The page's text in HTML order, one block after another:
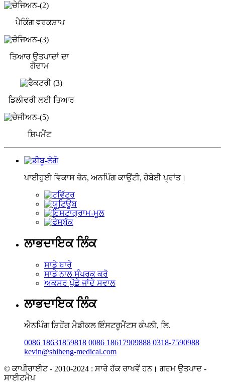
ਪੈਕਿੰਗ ਵਰਕਸ਼ਾਪ
ਤਿਆਰ ਉਤਪਾਦਾਂ ਦਾ
ਗੋਦਾਮ
ਡਿਲੀਵਰੀ ਲਈ ਤਿਆਰ
ਸ਼ਿਪਮੈਂਟ
ਪਾਈਹੁਈ ਵਿਕਾਸ ਜ਼ੋਨ, ਅਨਪਿੰਗ ਕਾਉਂਟੀ, ਹੇਬੇਈ ਪ੍ਰਾਂਤ।
ਲਾਭਦਾਇਕ ਲਿੰਕ
ਸਾਡੇ ਬਾਰੇ
ਸਾਡੇ ਨਾਲ ਸੰਪਰਕ ਕਰੋ
ਅਕਸਰ ਪੁੱਛੇ ਜਾਂਦੇ ਸਵਾਲ
ਲਾਭਦਾਇਕ ਲਿੰਕ
ਐਨਪਿੰਗ ਸ਼ਿਹੇਂਗ ਮੈਡੀਕਲ ਇੰਸਟਰੂਮੈਂਟਸ ਕੰਪਨੀ, ਲਿ.
0086 18631859818 0086 18617909888 0318-7590988
kevin@shiheng-medical.com
© ਕਾਪੀਰਾਈਟ - 2010-2024 : ਸਾਰੇ ਹੱਕ ਰਾਖਵੇਂ ਹਨ। ਗਰਮ ਉਤਪਾਦ -
ਸਾਈਟਮੈਪ